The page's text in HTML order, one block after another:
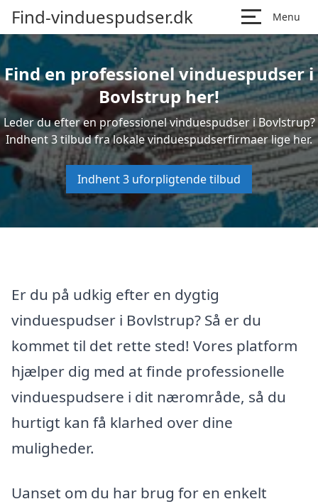
Find-vinduespudser.dk Menu
Find en professionel vinduespudser i
Bovlstrup her!
Leder du efter en professionel vinduespudser i Bovlstrup?
Indhent 3 tilbud fra lokale vinduespudserfirmaer lige her.
Indhent 3 uforpligtende tilbud
Er du på udkig efter en dygtig
vinduespudser i Bovlstrup? Så er du
kommet til det rette sted! Vores platform
hjælper dig med at finde professionelle
vinduespudsere i dit nærområde, så du
hurtigt kan få klarhed over dine
muligheder.
Uanset om du har brug for en enkelt